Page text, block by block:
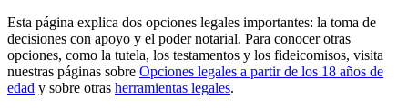
Esta página explica dos opciones legales importantes: la toma de
decisiones con apoyo y el poder notarial. Para conocer otras
opciones, como la tutela, los testamentos y los fideicomisos, visita
nuestras páginas sobre Opciones legales a partir de los 18 años de
edad y sobre otras herramientas legales.